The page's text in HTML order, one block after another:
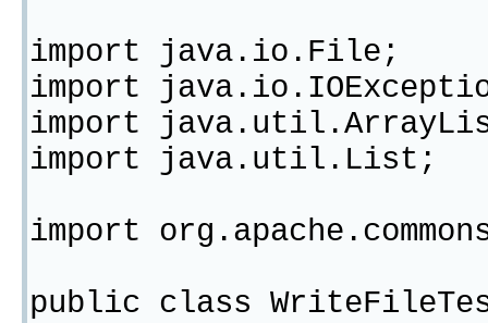
import java.io.File;
import
import
import java.util.List;
import
public class